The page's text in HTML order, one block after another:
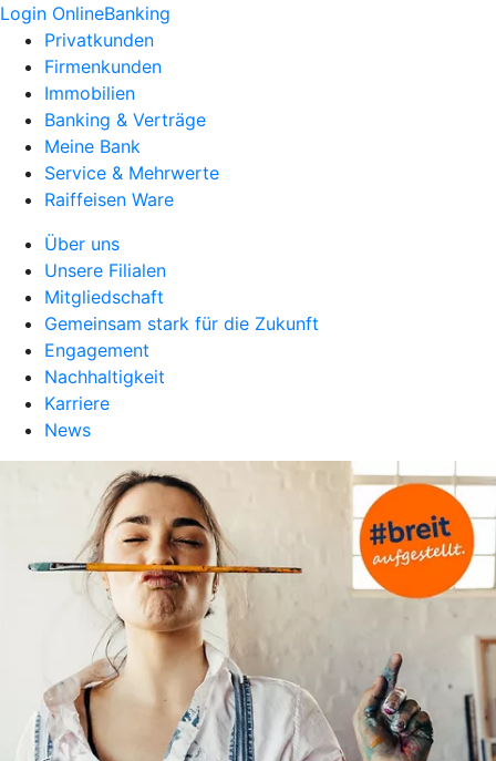
Login OnlineBanking
Privatkunden
Firmenkunden
Immobilien
Banking & Verträge
Meine Bank
Service & Mehrwerte
Raiffeisen Ware
Über uns
Unsere Filialen
Mitgliedschaft
Gemeinsam stark für die Zukunft
Engagement
Nachhaltigkeit
Karriere
News